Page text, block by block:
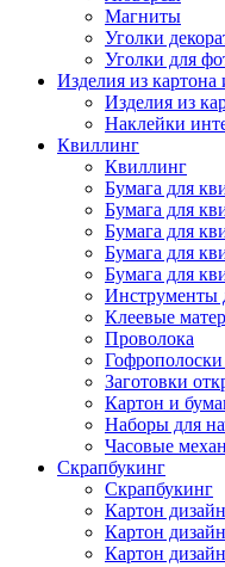
Магниты
Уголки
Уголки для
Изделия из картона
Изделия из
Наклейки
Квиллинг
Квиллинг
Бумага для
Бумага для
Бумага для
Бумага для
Бумага для
Инструменты
Клеевые
Проволока
Заготовки
Картон и
Наборы для
Часовые
Скрапбукинг
Скрапбукинг
Картон
Картон
Картон